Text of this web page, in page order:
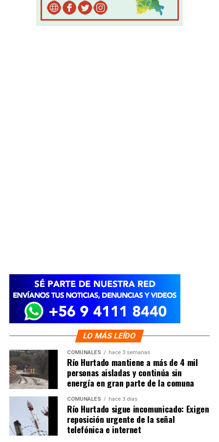
LO MÁS LEÍDO
COMUNALES hace 3 semanas
Río Hurtado mantiene a más de 4 mil
personas aisladas y continúa sin
energía en gran parte de la comuna
COMUNALES hace 3 días
Río Hurtado sigue incomunicado: Exigen
reposición urgente de la señal
telefónica e internet